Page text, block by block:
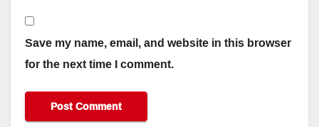
Save my name, email, and website in this browser
for the next time I comment.